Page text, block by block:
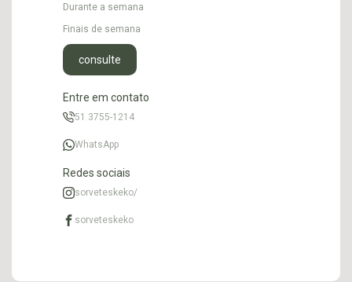
Durante a semana
Finais de semana
consulte
Entre em contato
51 3755-1214
WhatsApp
Redes sociais
sorveteskeko/
sorveteskeko